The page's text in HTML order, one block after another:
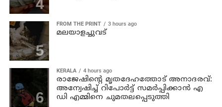
FROM THE PRINT 3 hours ago
മലയാളച്ചുവട്
KERALA 4 hours ago
രാജേഷിന്റെ മൃതദേഹത്തോട് അനാദരവ്:
അന്വേഷിച്ച് റിപോര്‍ട്ട് സമര്‍പ്പിക്കാന്‍ എ
ഡി എമ്മിനെ ചുമതലപ്പെടുത്തി